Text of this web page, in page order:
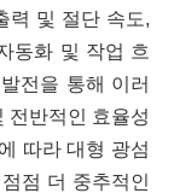
력 및 절단 속도,
동화 및 작업 흐
전을 통해 이러
전반적인 효율성
따라 대형 광섬
점 더 중추적인